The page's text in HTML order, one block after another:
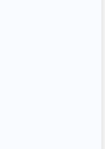
œuvre les mesures
afin de
au traitement de
notamment de
la disponibilité et la
des services de
à la mise à